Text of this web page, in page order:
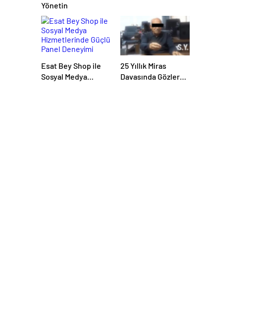
Yönetin
Esat Bey Shop ile
Sosyal Medya
25 Yıllık Miras
Davasında Gözler